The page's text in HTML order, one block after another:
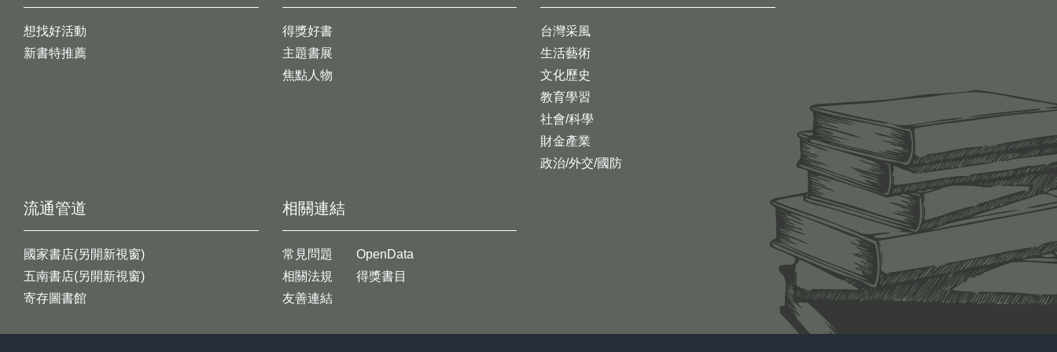
想找好活動
新書特推薦
台灣采風
生活藝術
文化歷史
教育學習
社會/科學
財金產業
政治/外交/國防
得獎好書
主題書展
焦點人物
流通管道
國家書店(另開新視窗)
五南書店(另開新視窗)
寄存圖書館
相關連結
常見問題
相關法規
友善連結
OpenData
得獎書目